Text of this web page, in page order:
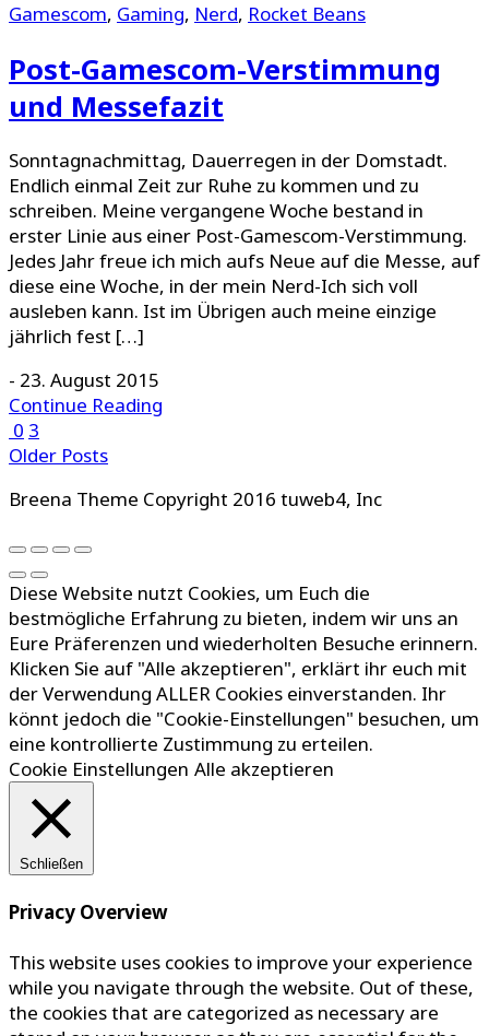
Gamescom, Gaming, Nerd, Rocket Beans
Post-Gamescom-Verstimmung
und Messefazit
Sonntagnachmittag, Dauerregen in der Domstadt.
Endlich einmal Zeit zur Ruhe zu kommen und zu
schreiben. Meine vergangene Woche bestand in
erster Linie aus einer Post-Gamescom-Verstimmung.
Jedes Jahr freue ich mich aufs Neue auf die Messe, auf
diese eine Woche, in der mein Nerd-Ich sich voll
ausleben kann. Ist im Übrigen auch meine einzige
jährlich fest […]
- 23. August 2015
Continue Reading
0 3
Older Posts
Breena Theme Copyright 2016 tuweb4, Inc
Diese Website nutzt Cookies, um Euch die
bestmögliche Erfahrung zu bieten, indem wir uns an
Eure Präferenzen und wiederholten Besuche erinnern.
Klicken Sie auf "Alle akzeptieren", erklärt ihr euch mit
der Verwendung ALLER Cookies einverstanden. Ihr
könnt jedoch die "Cookie-Einstellungen" besuchen, um
eine kontrollierte Zustimmung zu erteilen.
Cookie Einstellungen Alle akzeptieren
Schließen
Privacy Overview
This website uses cookies to improve your experience
while you navigate through the website. Out of these,
the cookies that are categorized as necessary are